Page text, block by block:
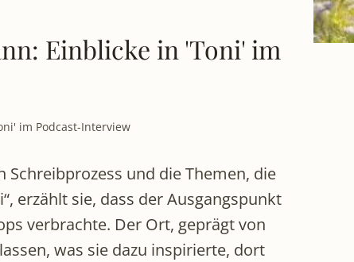
Einblicke in 'Toni' im
im Podcast-Interview
und die Themen, die
erzählt sie, dass der Ausgangspunkt
verbrachte. Der Ort, geprägt von
was sie dazu inspirierte, dort